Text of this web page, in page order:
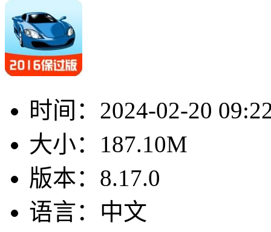
时间： 2024-02-20
大小： 187.10M
版本： 8.17.0
语言： 中文